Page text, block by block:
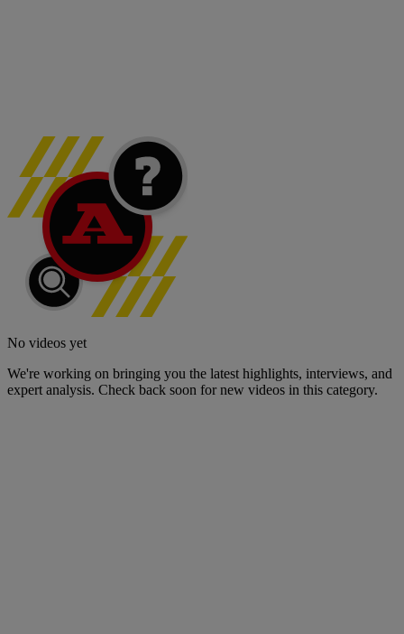
No videos yet
We're working on bringing you the latest highlights, interviews, and
expert analysis. Check back soon for new videos in this category.